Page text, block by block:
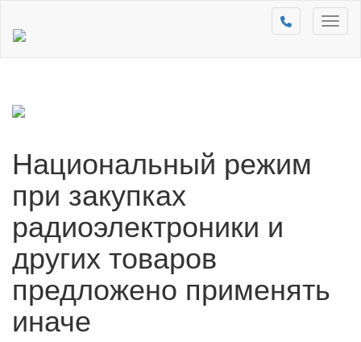
Национальный режим
при закупках
радиоэлектроники и
других товаров
предложено применять
иначе